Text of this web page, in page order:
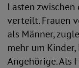
Lasten
verteilt. Frauen
als Männer,
mehr um
Angehörige. Als